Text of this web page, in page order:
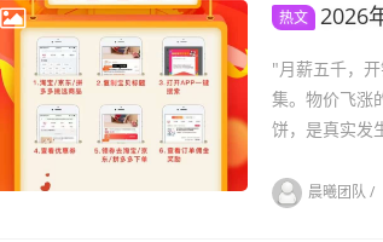
热文 2026年
"月薪五千，
集。物价飞涨
饼，是真实发
晨曦团队 /